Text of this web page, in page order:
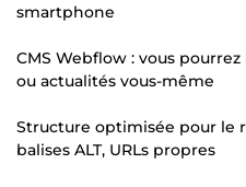
smartphone
CMS Webflow : vous
ou actualités vous-même
Structure optimisée pour le
balises ALT, URLs propres